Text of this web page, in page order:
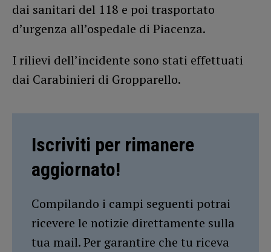
dai sanitari del 118 e poi trasportato
d’urgenza all’ospedale di Piacenza.
I rilievi dell’incidente sono stati effettuati
dai Carabinieri di Gropparello.
Iscriviti per rimanere
aggiornato!
Compilando i campi seguenti potrai
ricevere le notizie direttamente sulla
tua mail. Per garantire che tu riceva